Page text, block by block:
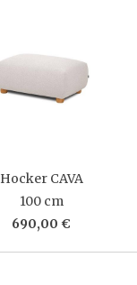
Hocker CAVA
100 cm
690,00 €